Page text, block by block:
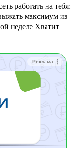
максимум из
неделе Хватит
Реклама